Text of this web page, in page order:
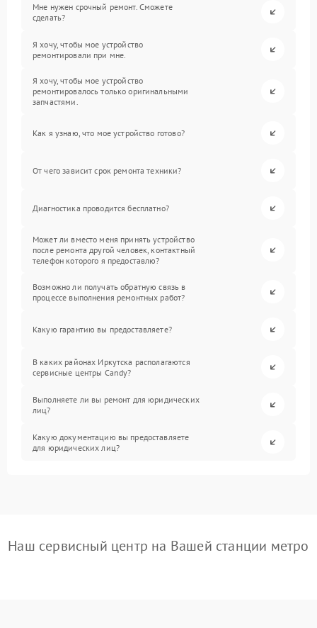
Мне нужен срочный ремонт. Сможете
сделать?
Я хочу, чтобы мое устройство
ремонтировали при мне.
Я хочу, чтобы мое устройство
ремонтировалось только оригинальными
запчастями.
Как я узнаю, что мое устройство готово?
От чего зависит срок ремонта техники?
Диагностика проводится бесплатно?
Может ли вместо меня принять устройство
после ремонта другой человек, контактный
телефон которого я предоставлю?
Возможно ли получать обратную связь в
процессе выполнения ремонтных работ?
Какую гарантию вы предоставляете?
В каких районах Иркутска располагаются
сервисные центры Candy?
Выполняете ли вы ремонт для юридических
лиц?
Какую документацию вы предоставляете
для юридических лиц?
Наш сервисный центр на Вашей станции метро